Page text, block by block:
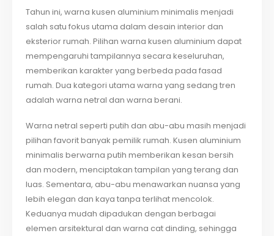
Tahun ini, warna kusen aluminium minimalis menjadi
salah satu fokus utama dalam desain interior dan
eksterior rumah. Pilihan warna kusen aluminium dapat
mempengaruhi tampilannya secara keseluruhan,
memberikan karakter yang berbeda pada fasad
rumah. Dua kategori utama warna yang sedang tren
adalah warna netral dan warna berani.
Warna netral seperti putih dan abu-abu masih menjadi
pilihan favorit banyak pemilik rumah. Kusen aluminium
minimalis berwarna putih memberikan kesan bersih
dan modern, menciptakan tampilan yang terang dan
luas. Sementara, abu-abu menawarkan nuansa yang
lebih elegan dan kaya tanpa terlihat mencolok.
Keduanya mudah dipadukan dengan berbagai
elemen arsitektural dan warna cat dinding, sehingga